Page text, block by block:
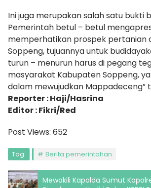
Ini juga merupakan salah satu bukti
Pemerintah betul – betul
memperhatikan prospek pertanian
Soppeng, tujuannya untuk
turun – menurun harus di pegang
masyarakat Kabupaten Soppeng,
dalam mewujudkan Mappadeceng”
Reporter : Haji/Hasrina
Editor : Fikri/Red
Post Views: 652
Tag: Berita pemerintahan
Mewakili Kapolda Sumut